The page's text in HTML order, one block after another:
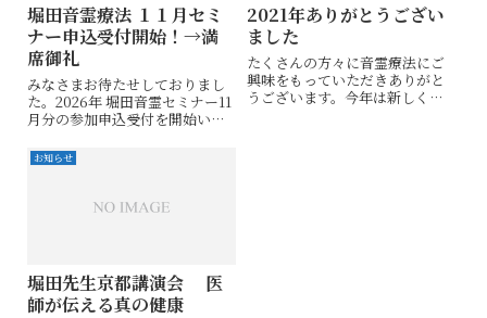
堀田音霊療法 １１月セミ
ナー申込受付開始！→満
席御礼
みなさまお待たせしておりまし
た。2026年 堀田音霊セミナー11
月分の参加申込受付を開始いた
間ほどで満席になりました。こ
の度の受付も平日の開始になり
しゃることを考えまして公平性
2021年ありがとうござい
ました
たくさんの方々に音霊療法にご
興味をもっていただきありがと
うございます。今年は新しく応
お知らせ
堀田先生京都講演会 医
師が伝える真の健康